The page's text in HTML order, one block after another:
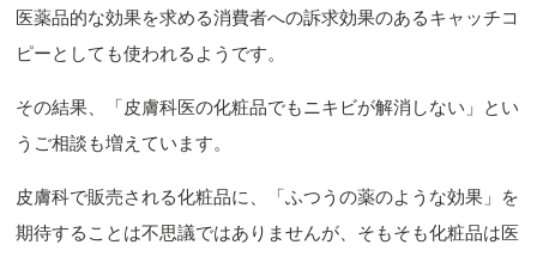
医薬品的な効果を求める消費者への訴求効果のあるキャッチコ
ピーとしても使われるようです。
その結果、「皮膚科医の化粧品でもニキビが解消しない」とい
うご相談も増えています。
皮膚科で販売される化粧品に、「ふつうの薬のような効果」を
期待することは不思議ではありませんが、そもそも化粧品は医